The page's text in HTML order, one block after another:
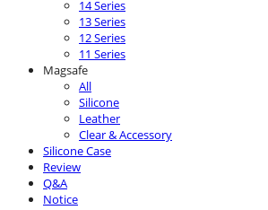
14 Series
13 Series
12 Series
11 Series
Magsafe
All
Silicone
Leather
Clear & Accessory
Silicone Case
Review
Q&A
Notice